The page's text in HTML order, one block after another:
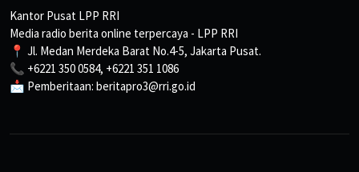
Kantor Pusat LPP RRI
Media radio berita online terpercaya - LPP RRI
📍 Jl. Medan Merdeka Barat No.4-5, Jakarta Pusat.
📞 +6221 350 0584, +6221 351 1086
📩 Pemberitaan: beritapro3@rri.go.id